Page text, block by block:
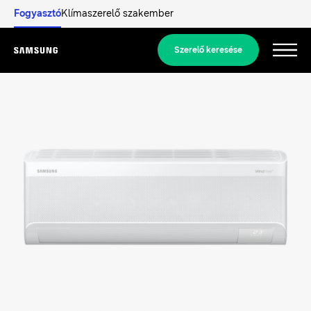
FogyasztóKlímaszerelő szakember
Menu
Szerelő keresése